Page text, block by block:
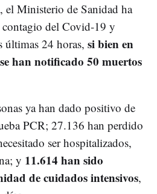
el Ministerio de Sanidad ha
contagio del Covid-19 y
24 horas, si bien en
han notificado 50 muertos
ya han dado positivo de
PCR; 27.136 han perdido
ser hospitalizados,
y 11.614 han sido
de cuidados intensivos,